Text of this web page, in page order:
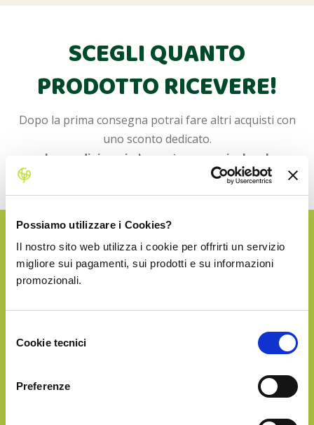
Possiamo utilizzare i Cookies?
Il nostro sito web utilizza i cookie per offrirti un servizio
migliore sui pagamenti, sui prodotti e su informazioni
promozionali.
delCookie tecnici
Preferenze
SCEGLI QUANTO
PRODOTTO RICEVERE!
Dopo la prima consegna potrai fare altri acquisti con
uno sconto dedicato.
La spedizione in Italia è sempre inclusa!
SILVER